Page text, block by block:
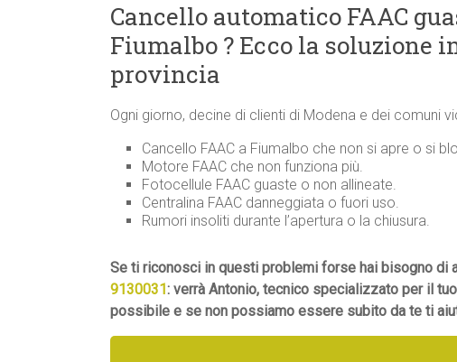
Cancello automatico FAAC
Fiumalbo ? Ecco la soluzione
provincia
Ogni giorno, decine di clienti di Modena e dei comuni
Cancello FAAC a Fiumalbo che non si apre o si
Motore FAAC che non funziona più.
Fotocellule FAAC guaste o non allineate.
Centralina FAAC danneggiata o fuori uso.
Rumori insoliti durante l’apertura o la chiusura.
Se ti riconosci in questi problemi forse hai bisogno di
9130031 : verrà Antonio, tecnico specializzato per il
possibile e se non possiamo essere subito da te ti